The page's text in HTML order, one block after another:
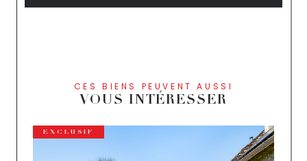
CES BIENS PEUVENT AUSSI
VOUS INTÉRESSER
EXCLUSIF